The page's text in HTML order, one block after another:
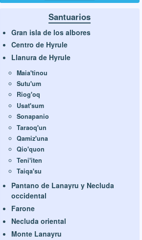
Santuarios
Gran isla de los albores
Centro de Hyrule
Llanura de Hyrule
Maia'tinou
Sutu'um
Riog'oq
Usat'sum
Sonapanio
Taraoq'un
Qamiz'una
Qio'quon
Teni'iten
Taiqa'su
Pantano de Lanayru y Necluda
occidental
Farone
Necluda oriental
Monte Lanayru